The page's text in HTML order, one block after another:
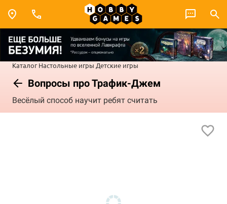
Каталог Настольные игры Детские игры
Вопросы про Трафик-Джем
Весёлый способ научит ребят считать